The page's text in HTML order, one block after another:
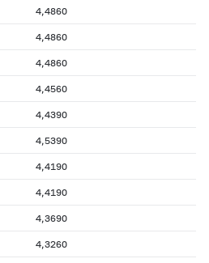
4,4860
4,4860
4,4860
4,4560
4,4390
4,5390
4,4190
4,4190
4,3690
4,3260